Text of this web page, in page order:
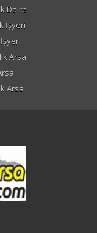
Daire
İşyeri
Arsa
Arsa